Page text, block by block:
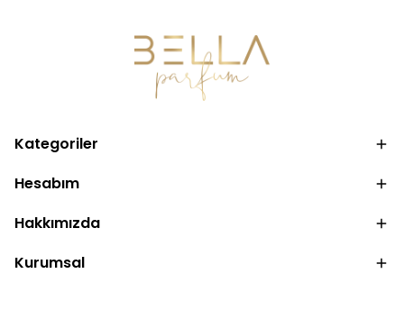
Kategoriler
Hesabım
Hakkımızda
Kurumsal